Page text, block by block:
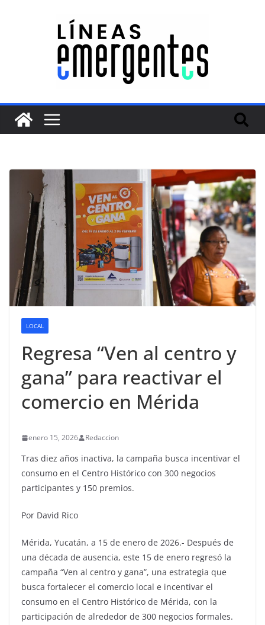
LOCAL
Regresa “Ven al centro y
gana” para reactivar el
comercio en Mérida
enero 15, 2026 Redaccion
Tras diez años inactiva, la campaña busca incentivar el
consumo en el Centro Histórico con 300 negocios
participantes y 150 premios.
Por David Rico
Mérida, Yucatán, a 15 de enero de 2026.- Después de
una década de ausencia, este 15 de enero regresó la
campaña “Ven al centro y gana”, una estrategia que
busca fortalecer el comercio local e incentivar el
consumo en el Centro Histórico de Mérida, con la
participación de alrededor de 300 negocios formales.